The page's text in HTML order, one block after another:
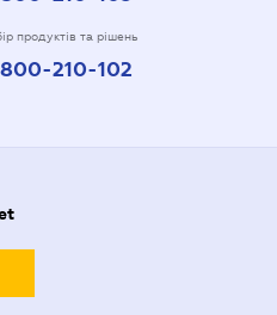
продуктів та рішень
210-102